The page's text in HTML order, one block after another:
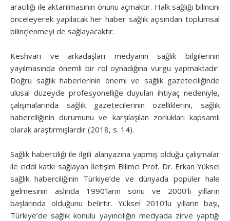
aracılığı ile aktarılmasının önünü açmaktır. Halk sağlığı bilincini
önceleyerek yapılacak her haber sağlık açısından toplumsal
bilinçlenmeyi de sağlayacaktır.
Keshvari ve arkadaşları medyanın sağlık bilgilerinin
yayılmasında önemli bir rol oynadığına vurgu yapmaktadır.
Doğru sağlık haberlerinin önemi ve sağlık gazeteciliğinde
ulusal düzeyde profesyonelliğe duyulan ihtiyaç nedeniyle,
çalışmalarında sağlık gazetecilerinin özelliklerini, sağlık
haberciliğinin durumunu ve karşılaşılan zorlukları kapsamlı
olarak araştırmışlardır (2018, s. 14).
Sağlık haberciliği ile ilgili alanyazına yapmış olduğu çalışmalar
ile ciddi katkı sağlayan İletişim Bilimci Prof. Dr. Erkan Yüksel
sağlık haberciliğinin Türkiye’de ve dünyada popüler hale
gelmesinin aslında 1990’ların sonu ve 2000’li yılların
başlarında olduğunu belirtir. Yüksel 2010’lu yılların başı,
Türkiye’de sağlık konulu yayıncılığın medyada zirve yaptığı